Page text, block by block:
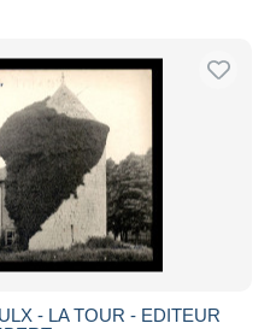
- LA TOUR - EDITEUR